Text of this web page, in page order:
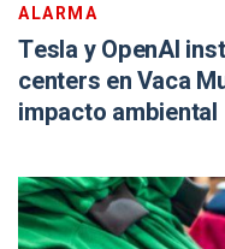
ALARMA
Tesla y OpenAI
centers en Vaca
impacto ambiental